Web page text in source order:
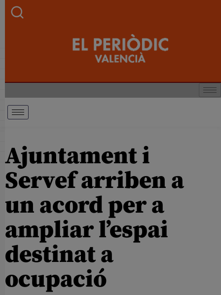
Ajuntament i
Servef arriben a
un acord per a
ampliar l’espai
destinat a
ocupació